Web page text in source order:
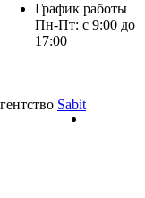
График работы
Пн-Пт: с 9:00 до
17:00
Sabit